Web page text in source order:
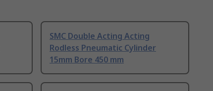
SMC Double Acting Acting
Rodless Pneumatic Cylinder
15mm Bore 450 mm